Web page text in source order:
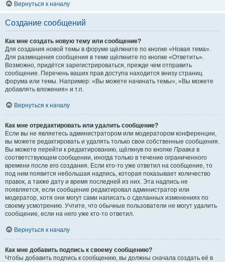
Вернуться к началу
Создание сообщений
Как мне создать новую тему или сообщение?
Для создания новой темы в форуме щёлкните по кнопке «Новая тема».
Для размещения сообщения в теме щёлкните по кнопке «Ответить».
Возможно, придётся зарегистрироваться, прежде чем отправить
сообщение. Перечень ваших прав доступа находится внизу страниц
форума или темы. Например: «Вы можете начинать темы», «Вы можете
добавлять вложения» и т.п.
Вернуться к началу
Как мне отредактировать или удалить сообщение?
Если вы не являетесь администратором или модератором конференции,
вы можете редактировать и удалять только свои собственные сообщения.
Вы можете перейти к редактированию, щёлкнув по кнопке Правка в
соответствующем сообщении, иногда только в течение ограниченного
времени после его создания. Если кто-то уже ответил на сообщение, то
под ним появится небольшая надпись, которая показывает количество
правок, а также дату и время последней из них. Эта надпись не
появляется, если сообщение редактировал администратор или
модератор, хотя они могут сами написать о сделанных изменениях по
своему усмотрению. Учтите, что обычные пользователи не могут удалить
сообщение, если на него уже кто-то ответил.
Вернуться к началу
Как мне добавить подпись к своему сообщению?
Чтобы добавить подпись к сообщению, вы должны сначала создать её в